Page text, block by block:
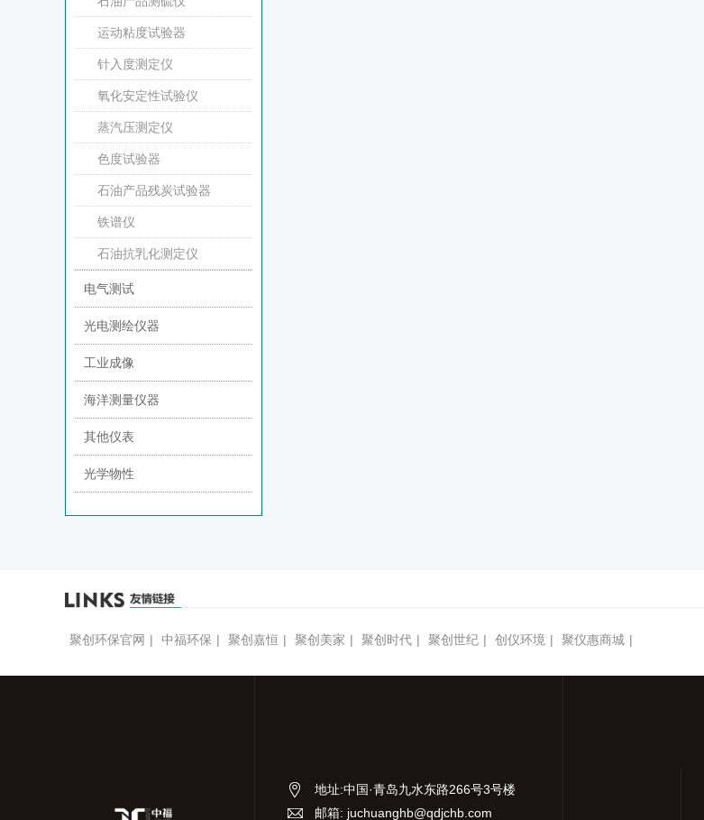
运动粘度试验器
针入度测定仪
氧化安定性试验仪
蒸汽压测定仪
色度试验器
石油产品残炭试验器
铁谱仪
石油抗乳化测定仪
电气测试
光电测绘仪器
工业成像
海洋测量仪器
其他仪表
光学物性
聚创环保官网 | 中福环保 | 聚创嘉恒 | 聚创美家 | 聚创时代 | 聚创世纪 | 创仪环境 | 聚仪惠商城 |
地址:中国·青岛九水东路266号3号楼
邮箱: juchuanghb@qdjchb.com